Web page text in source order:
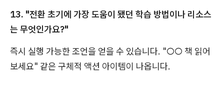
13. "전환 초기에 가장 도움이 됐던 학습 방법이나 리소스
는 무엇인가요?"
즉시 실행 가능한 조언을 얻을 수 있습니다. "○○ 책 읽어
보세요" 같은 구체적 액션 아이템이 나옵니다.